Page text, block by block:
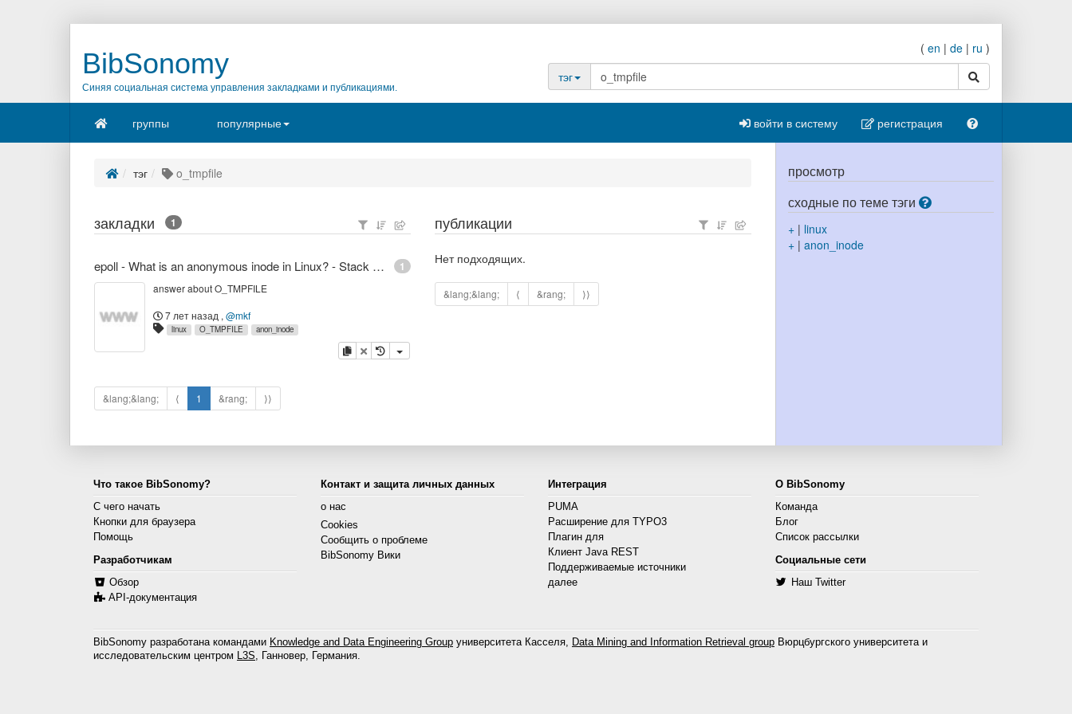
BibSonomy
Синяя социальная система управления закладками и публикациями.
( en | de | ru )
тэг
поиск
группы популярные войти в систему регистрация
тэг o_tmpfile
закладки 1
1
epoll - What is an anonymous inode in Linux? - Stack Overflow
answer about O_TMPFILE
7 лет назад , @mkf
linux O_TMPFILE anon_inode
копировать
удалить
&lang;&lang; ⟨ 1 &rang; ⟩⟩
публикации
Нет подходящих.
&lang;&lang; ⟨ &rang; ⟩⟩
просмотр
сходные по теме тэги
+| linux
+| anon_inode
Что такое BibSonomy?
С чего начать
Кнопки для браузера
Помощь
Разработчикам
Обзор
API-документация
Контакт и защита личных данных
о нас
Cookies
Сообщить о проблеме
BibSonomy Вики
Интеграция
PUMA
Расширение для TYPO3
Плагин для
Клиент Java REST
Поддерживаемые источники
далее
О BibSonomy
Команда
Блог
Список рассылки
Социальные сети
Наш Twitter
BibSonomy разработана командами Knowledge and Data Engineering Group университета Касселя, Data Mining and Information Retrieval group Вюрцбургского университета и
исследовательским центром L3S, Ганновер, Германия.